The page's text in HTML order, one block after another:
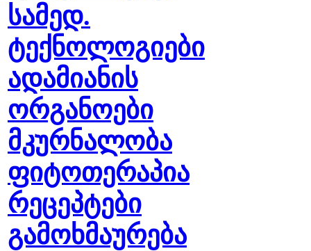
სამედ.
ტექნოლოგიები
ადამიანის
ორგანოები
მკურნალობა
ფიტოთერაპია
რეცეპტები
გამოხმაურება